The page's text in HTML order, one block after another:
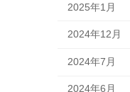
2025年1月
2024年12月
2024年7月
2024年6月